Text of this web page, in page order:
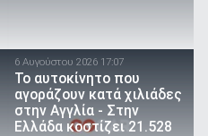
6 Αυγούστου 2026 17:07
To αυτοκίνητο που
αγοράζουν κατά χιλιάδες
στην Αγγλία - Στην
Ελλάδα κοστίζει 21.528